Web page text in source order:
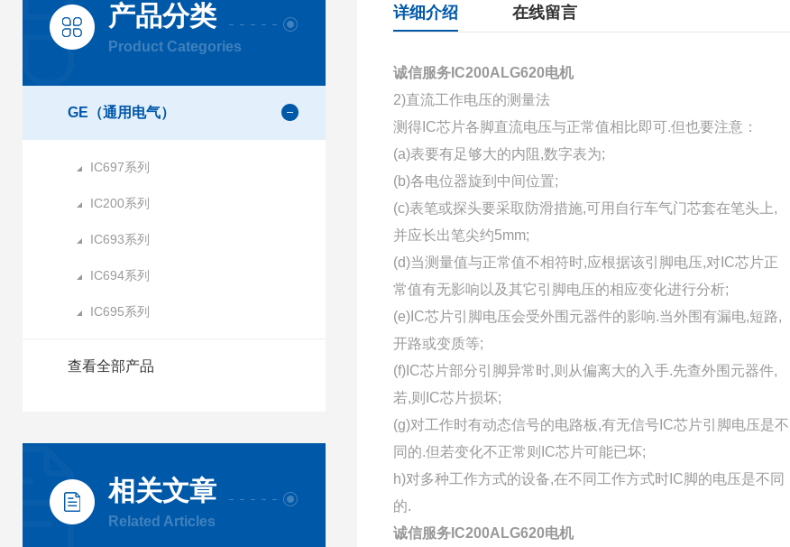
产品分类
Product Categories
GE（通用电气）
IC697系列
IC200系列
IC693系列
IC694系列
IC695系列
查看全部产品
相关文章
Related Articles
详细介绍 在线留言
诚信服务IC200ALG620电机
2)直流工作电压的测量法
测得IC芯片各脚直流电压与正常值相比即可.但也要注意：
(a)表要有足够大的内阻,数字表为;
(b)各电位器旋到中间位置;
(c)表笔或探头要采取防滑措施,可用自行车气门芯套在笔头上,
并应长出笔尖约5mm;
(d)当测量值与正常值不相符时,应根据该引脚电压,对IC芯片正
常值有无影响以及其它引脚电压的相应变化进行分析;
(e)IC芯片引脚电压会受外围元器件的影响.当外围有漏电,短路,
开路或变质等;
(f)IC芯片部分引脚异常时,则从偏离大的入手.先查外围元器件,
若,则IC芯片损坏;
(g)对工作时有动态信号的电路板,有无信号IC芯片引脚电压是不
同的.但若变化不正常则IC芯片可能已坏;
h)对多种工作方式的设备,在不同工作方式时IC脚的电压是不同
的.
诚信服务IC200ALG620电机